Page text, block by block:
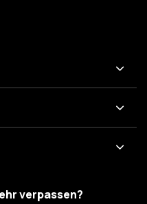
verpassen?